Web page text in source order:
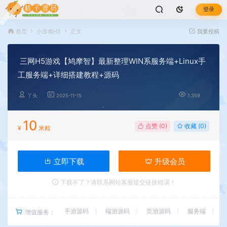
登录
首页 小游戏H5 正文 我要投稿
三网H5游戏【鸠摩智】最新整理WIN系服务端+Linux手
工服务端+详细搭建教程+源码
丫头 2025-11-15 1,359
¥ 10 米粒 点赞 (0) 收藏 (0)
立即下载 升级会员
下载不了？请联系网站客服提交链接错误！
增值服务： 手游源码 端游源码 页游源码 服务端